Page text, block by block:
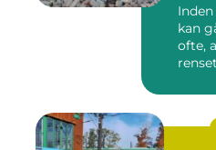
kan
ofte,